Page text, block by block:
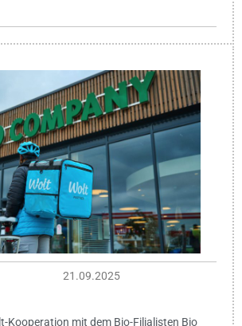
21.09.2025
Kooperation mit dem Bio-Filialisten Bio